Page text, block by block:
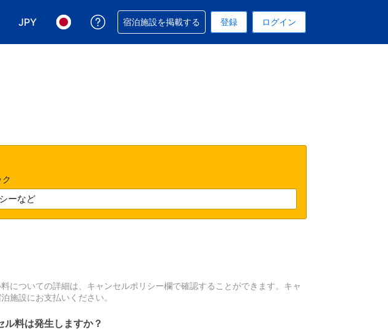
JPY
表示通貨を選択. 現在選択中の表示通貨は円です
言語を選択. 現在選択中の言語は日本語です
予約に関するサポートを受けられます
宿泊施設を掲載する 登録 ログイン
についての詳細は、キャンセルポリシー欄で確認することができます。キャ
施設にお支払いください。
料は発生しますか？